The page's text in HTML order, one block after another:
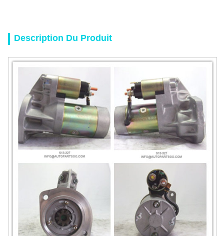
Description Du Produit